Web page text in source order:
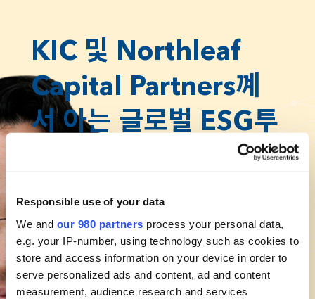
Responsible use of your data
We and our 980 partners process your personal data,
e.g. your IP-number, using technology such as cookies to
store and access information on your device in order to
serve personalized ads and content, ad and content
measurement, audience research and services
KIC 및 Northleaf
Capital Partners꼐
서 아는 글로벌 ESG투
최진석
한국투자공사(KIC)
책임투자팀장
11월에서 진행하는 서울포럼에서 한국투자공사의 책